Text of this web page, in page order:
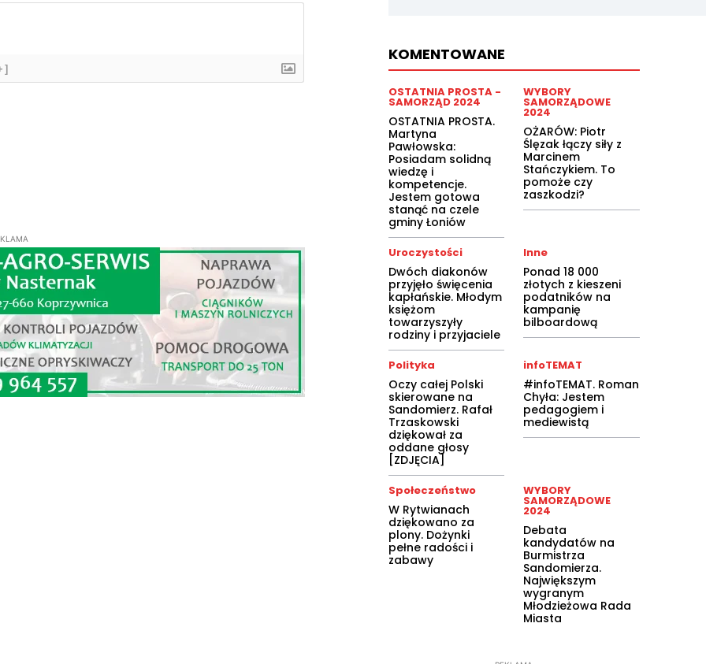
KOMENTOWANE
OSTATNIA PROSTA -
SAMORZĄD 2024
OSTATNIA PROSTA.
Martyna
Pawłowska:
Posiadam solidną
wiedzę i
kompetencje.
Jestem gotowa
stanąć na czele
gminy Łoniów
WYBORY
SAMORZĄDOWE
2024
OŻARÓW: Piotr
Ślęzak łączy siły z
Marcinem
Stańczykiem. To
pomoże czy
zaszkodzi?
Uroczystości
Dwóch diakonów
przyjęło święcenia
kapłańskie. Młodym
księżom
towarzyszyły
rodziny i przyjaciele
Inne
Ponad 18 000
złotych z kieszeni
podatników na
kampanię
bilboardową
Polityka
Oczy całej Polski
skierowane na
Sandomierz. Rafał
Trzaskowski
dziękował za
oddane głosy
[ZDJĘCIA]
infoTEMAT
#infoTEMAT. Roman
Chyła: Jestem
pedagogiem i
mediewistą
Społeczeństwo
W Rytwianach
dziękowano za
plony. Dożynki
pełne radości i
zabawy
WYBORY
SAMORZĄDOWE
2024
Debata
kandydatów na
Burmistrza
Sandomierza.
Największym
wygranym
Młodzieżowa Rada
Miasta